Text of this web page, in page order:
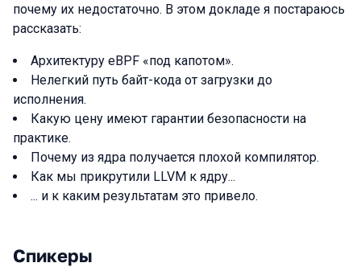
почему их недостаточно. В этом докладе я постараюсь
рассказать:
Архитектуру eBPF «под капотом».
Нелегкий путь байт-кода от загрузки до
исполнения.
Какую цену имеют гарантии безопасности на
практике.
Почему из ядра получается плохой компилятор.
Как мы прикрутили LLVM к ядру...
... и к каким результатам это привело.
Спикеры